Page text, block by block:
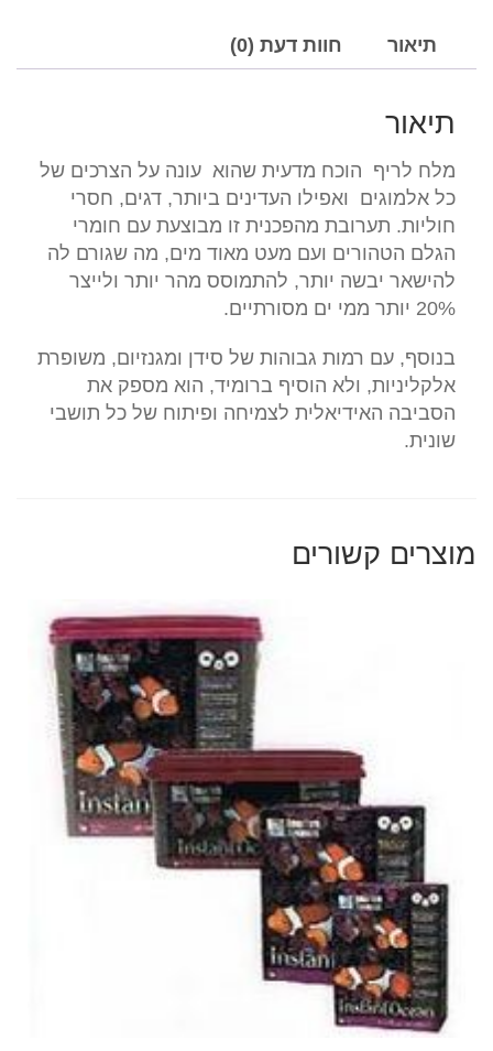
תיאור חוות דעת (0)
תיאור
מלח לריף הוכח מדעית שהוא עונה על הצרכים של
כל אלמוגים ואפילו העדינים ביותר, דגים, חסרי
חוליות. תערובת מהפכנית זו מבוצעת עם חומרי
הגלם הטהורים ועם מעט מאוד מים, מה שגורם לה
להישאר יבשה יותר, להתמוסס מהר יותר ולייצר
20% יותר ממי ים מסורתיים.
בנוסף, עם רמות גבוהות של סידן ומגנזיום, משופרת
אלקליניות, ולא הוסיף ברומיד, הוא מספק את
הסביבה האידיאלית לצמיחה ופיתוח של כל תושבי
שונית.
מוצרים קשורים